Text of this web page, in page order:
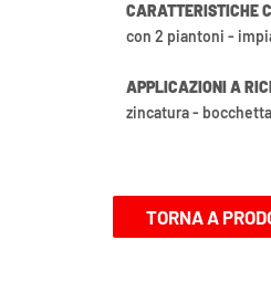
CARATTERISTICHE
con 2 piantoni -
APPLICAZIONI A
zincatura -
TORNA A